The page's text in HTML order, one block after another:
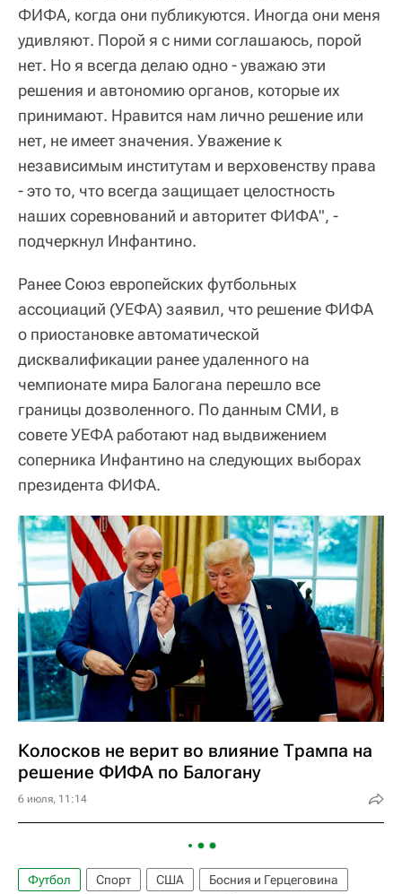
ФИФА, когда они публикуются. Иногда они меня
удивляют. Порой я с ними соглашаюсь, порой
нет. Но я всегда делаю одно - уважаю эти
решения и автономию органов, которые их
принимают. Нравится нам лично решение или
нет, не имеет значения. Уважение к
независимым институтам и верховенству права
- это то, что всегда защищает целостность
наших соревнований и авторитет ФИФА", -
подчеркнул Инфантино.
Ранее Союз европейских футбольных
ассоциаций (УЕФА) заявил, что решение ФИФА
о приостановке автоматической
дисквалификации ранее удаленного на
чемпионате мира Балогана перешло все
границы дозволенного. По данным СМИ, в
совете УЕФА работают над выдвижением
соперника Инфантино на следующих выборах
президента ФИФА.
Колосков не верит во влияние Трампа на
решение ФИФА по Балогану
6 июля, 11:14
Футбол Спорт США
Босния и Герцеговина